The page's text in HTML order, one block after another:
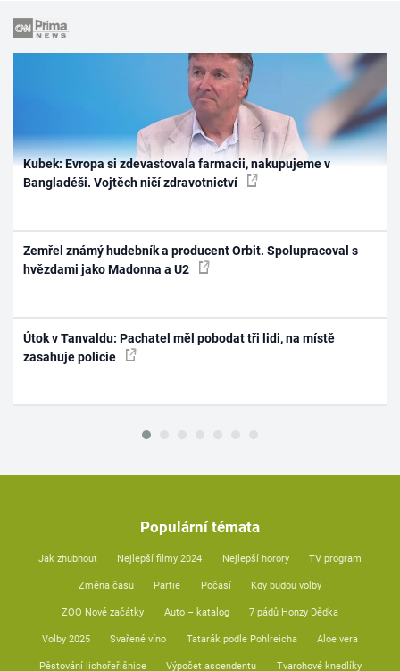
Kubek: Evropa si zdevastovala farmacii, nakupujeme v
Bangladéši. Vojtěch ničí zdravotnictví
Zemřel známý hudebník a producent Orbit. Spolupracoval s
hvězdami jako Madonna a U2
Útok v Tanvaldu: Pachatel měl pobodat tři lidi, na místě
zasahuje policie
Populární témata
Jak zhubnout Nejlepší filmy 2024 Nejlepší horory TV program
Změna času Partie Počasí Kdy budou volby
ZOO Nové začátky Auto – katalog 7 pádů Honzy Dědka
Volby 2025 Svařené víno Tatarák podle Pohlreicha Aloe vera
Pěstování lichořeřišnice Výpočet ascendentu Tvarohové knedlíky